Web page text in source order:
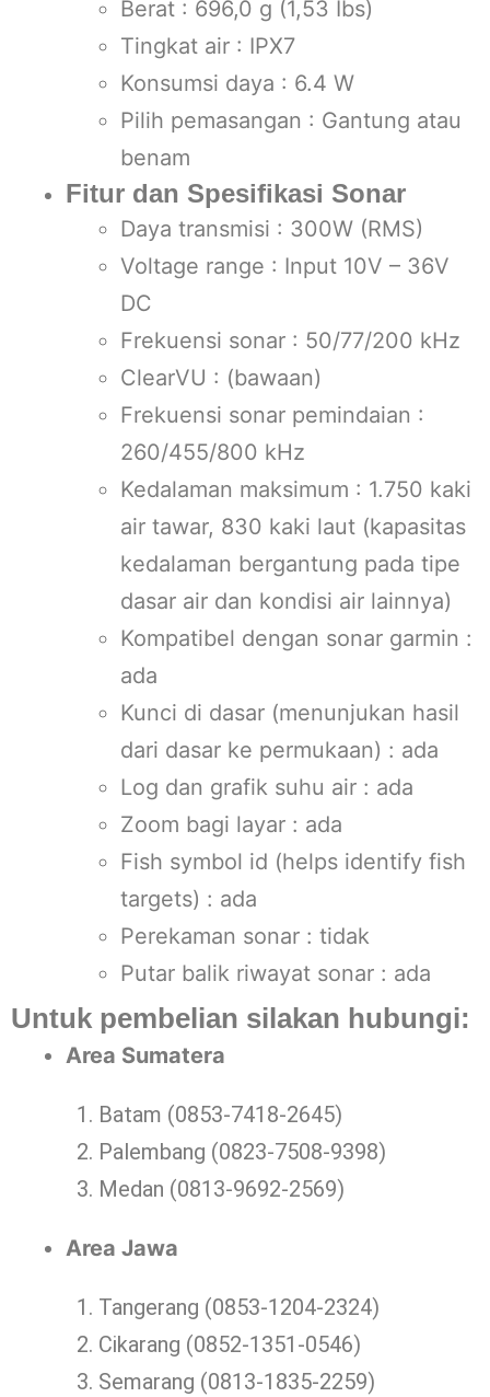
Berat : 696,0 g (1,53 Ibs)
Tingkat air : IPX7
Konsumsi daya : 6.4 W
Pilih pemasangan : Gantung atau
benam
Fitur dan Spesifikasi Sonar
Daya transmisi : 300W (RMS)
Voltage range : Input 10V – 36V
DC
Frekuensi sonar : 50/77/200 kHz
ClearVU : (bawaan)
Frekuensi sonar pemindaian :
260/455/800 kHz
Kedalaman maksimum : 1.750 kaki
air tawar, 830 kaki laut (kapasitas
kedalaman bergantung pada tipe
dasar air dan kondisi air lainnya)
Kompatibel dengan sonar garmin :
ada
Kunci di dasar (menunjukan hasil
dari dasar ke permukaan) : ada
Log dan grafik suhu air : ada
Zoom bagi layar : ada
Fish symbol id (helps identify fish
targets) : ada
Perekaman sonar : tidak
Putar balik riwayat sonar : ada
Untuk pembelian silakan hubungi:
Area Sumatera
Batam (0853-7418-2645)
Palembang (0823-7508-9398)
Medan (0813-9692-2569)
Area Jawa
Tangerang (0853-1204-2324)
Cikarang (0852-1351-0546)
Semarang (0813-1835-2259)